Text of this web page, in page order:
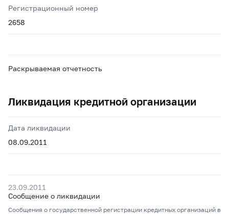
Регистрационный номер
2658
Раскрываемая отчетность
Ликвидация кредитной организации
Дата ликвидации
08.09.2011
23.09.2011
Сообщение о ликвидации
Сообщения о государственной регистрации кредитных организаций в